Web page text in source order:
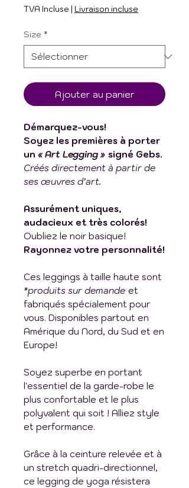
TVA Incluse Livraison incluse
Size *
Ajouter au panier
Démarquez-vous!
Soyez les premières à porter
un « Art Legging » signé Gebs.
Créés directement à partir de
ses œuvres d’art.
Assurément uniques,
audacieux et très colorés!
Oubliez le noir basique!
Rayonnez votre personnalité!
Ces leggings à taille haute sont
*produits sur demande et
fabriqués spécialement pour
vous. Disponibles partout en
Amérique du Nord, du Sud et en
Europe!
Soyez superbe en portant
l'essentiel de la garde-robe le
plus confortable et le plus
polyvalent qui soit ! Alliez style
et performance.
Grâce à la ceinture relevée et à
un stretch quadri-directionnel,
ce legging de yoga résistera